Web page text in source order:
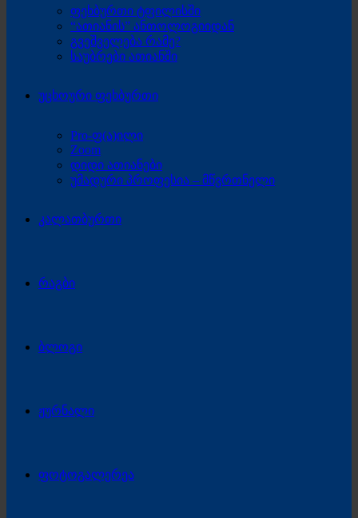
ფეხბურთი ტფილისში
“ათიანის” ანთოლოგიიდან
გვეშველება რამე?
საუბრები ათიანში
უცხოური ფეხბურთი
Pro-ფ(ა)ილი
Zoom
დიდი ათიანები
უმადური პროფესია – მწვრთნელი
კალათბურთი
რაგბი
ბლოგი
ჟურნალი
ფოტოგალერეა